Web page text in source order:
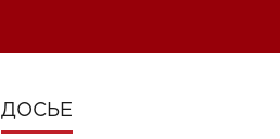
ДОСЬЕ